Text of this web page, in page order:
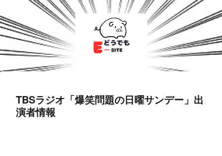
TBSラジオ「爆笑問題の日曜サンデー」出
演者情報